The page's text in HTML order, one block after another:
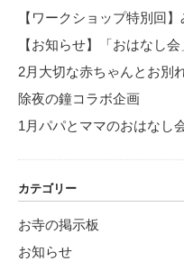
【ワークショップ特別回
【お知らせ】「おはなし
2月大切な赤ちゃんとお別
除夜の鐘コラボ企画
1月パパとママのおはな
カテゴリー
お寺の掲示板
お知らせ